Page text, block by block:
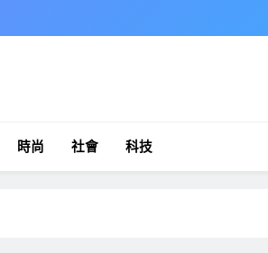
時尚 社會 科技